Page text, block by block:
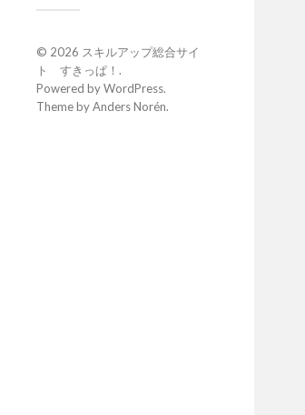
© 2026 スキルアップ総合サイ
ト すきっぱ！ .
Powered byWordPress.
Theme byAnders Norén.